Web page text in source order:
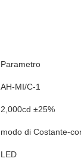
Parametro
AH-MI/C-1
2,000cd ±25%
modo di Costante-
LED